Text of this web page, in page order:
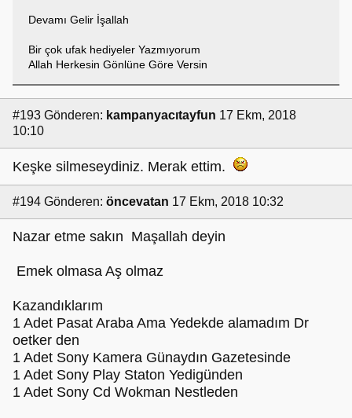
Devamı Gelir İşallah
Bir çok ufak hediyeler Yazmıyorum
Allah Herkesin Gönlüne Göre Versin
#193 Gönderen: kampanyacıtayfun 17 Ekm, 2018
10:10
Keşke silmeseydiniz. Merak ettim.
#194 Gönderen: öncevatan 17 Ekm, 2018 10:32
Nazar etme sakın Maşallah deyin
Emek olmasa Aş olmaz
Kazandıklarım
1 Adet Pasat Araba Ama Yedekde alamadım Dr
oetker den
1 Adet Sony Kamera Günaydın Gazetesinde
1 Adet Sony Play Staton Yedigünden
1 Adet Sony Cd Wokman Nestleden